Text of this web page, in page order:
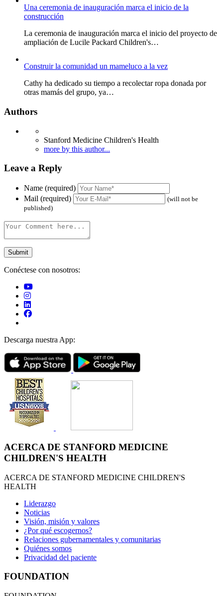
Una ceremonia de inauguración marca el inicio de la
construcción
La ceremonia de inauguración marca el inicio del proyecto de
ampliación de Lucile Packard Children's…
Construir la comunidad un mameluco a la vez
Cathy ha dedicado su tiempo a recolectar ropa donada por
otras mamás del grupo, ya…
Authors
Stanford Medicine Children's Health
more by this author...
Leave a Reply
Name (required)
Mail (required)
(will not be
published)
Conéctese con nosotros:
Descarga nuestra App:
ACERCA DE STANFORD MEDICINE
CHILDREN'S HEALTH
ACERCA DE STANFORD MEDICINE CHILDREN'S
HEALTH
Liderazgo
Noticias
Visión, misión y valores
¿Por qué escogernos?
Relaciones gubernamentales y comunitarias
Quiénes somos
Privacidad del paciente
FOUNDATION